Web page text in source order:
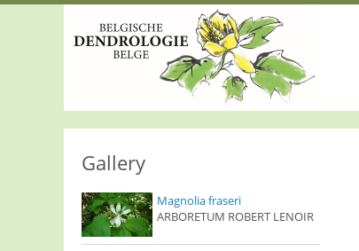
Gallery
Magnolia fraseri
ARBORETUM ROBERT LENOIR